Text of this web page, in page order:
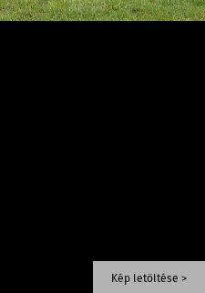
Kép letöltése >